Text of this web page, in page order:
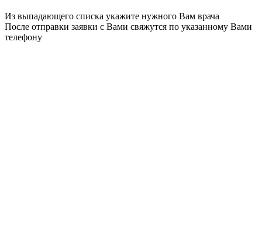
Из выпадающего списка укажите нужного Вам врача
После отправки заявки с Вами свяжутся по указанному Вами
телефону